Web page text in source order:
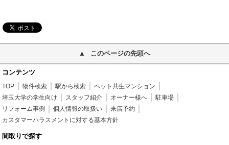
このページの先頭へ
コンテンツ
TOP 物件検索 駅から検索
ペット共生マンション
埼玉大学の学生向け
スタッフ紹介 オーナー様へ
駐車場
リフォーム事例
個人情報の取扱い
来店予約
カスタマーハラスメントに対する基本方針
間取りで探す